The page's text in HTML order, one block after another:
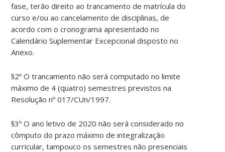
fase, terão direito ao trancamento de matrícula do
curso e/ou ao cancelamento de disciplinas, de
acordo com o cronograma apresentado no
Calendário Suplementar Excepcional disposto no
Anexo.
§2º O trancamento não será computado no limite
máximo de 4 (quatro) semestres previstos na
Resolução nº 017/CUn/1997.
§3º O ano letivo de 2020 não será considerado no
cômputo do prazo máximo de integralização
curricular, tampouco os semestres não presenciais